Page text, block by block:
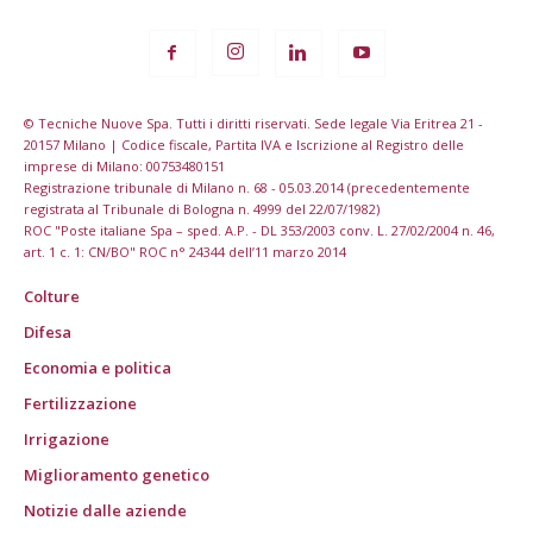
© Tecniche Nuove Spa. Tutti i diritti riservati. Sede legale Via Eritrea 21 -
20157 Milano | Codice fiscale, Partita IVA e Iscrizione al Registro delle
imprese di Milano: 00753480151
Registrazione tribunale di Milano n. 68 - 05.03.2014 (precedentemente
registrata al Tribunale di Bologna n. 4999 del 22/07/1982)
ROC "Poste italiane Spa – sped. A.P. - DL 353/2003 conv. L. 27/02/2004 n. 46,
art. 1 c. 1: CN/BO" ROC n° 24344 dell’11 marzo 2014
Colture
Difesa
Economia e politica
Fertilizzazione
Irrigazione
Miglioramento genetico
Notizie dalle aziende